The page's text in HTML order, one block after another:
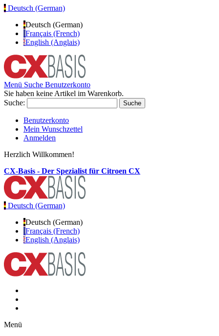
Deutsch (German)
Deutsch (German)
Français (French)
English (Anglais)
Menü Suche Benutzerkonto
Sie haben keine Artikel im Warenkorb.
Suche:
Suche
Benutzerkonto
Mein Wunschzettel
Anmelden
Herzlich Willkommen!
CX-Basis - Der Spezialist für Citroen CX
Deutsch (German)
Deutsch (German)
Français (French)
English (Anglais)
Menü